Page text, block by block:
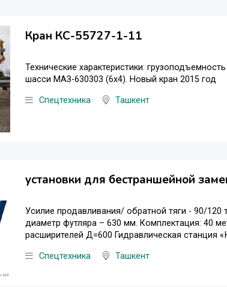
Кран КС-55727-1-11
Технические характеристики:
шасси МАЗ-630303 (6х4). Новый кран 2015 год
Спецтехника Ташкент
установки для бестраншейной
Усилие продавливания/ обратной тяги - 90/120
диаметр футляра – 630 мм. Комплектация: 40
расширителей Д=600 Гидравлическая станция
Спецтехника Ташкент